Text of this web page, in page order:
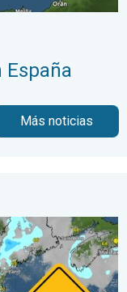
España
Más noticias
. .